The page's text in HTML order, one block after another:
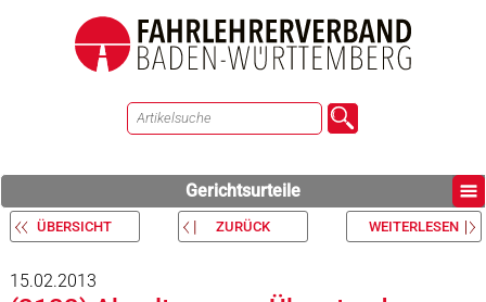
Gerichtsurteile
ÜBERSICHT ZURÜCK WEITERLESEN
15.02.2013